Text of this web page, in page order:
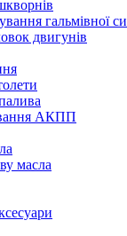
гальмівної
двигунів
АКПП
масла